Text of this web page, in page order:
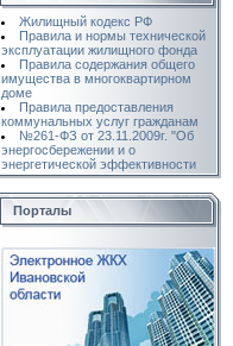
Жилищный кодекс РФ
Правила и нормы технической
эксплуатации жилищного фонда
Правила содержания общего
имущества в многоквартирном
доме
Правила предоставления
коммунальных услуг гражданам
№261-ФЗ от 23.11.2009г. "Об
энергосбережении и о
энергетической эффективности
Порталы